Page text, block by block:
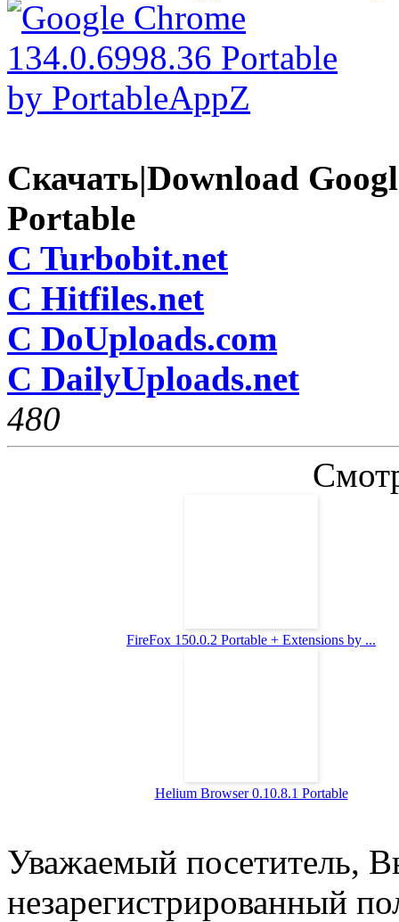
Скачать|Download
Portable
C Turbobit.net
C Hitfiles.net
C DoUploads.com
C DailyUploads.net
480
FireFox 150.0.2 Portable + Extensions by ...
Helium Browser 0.10.8.1 Portable
Уважаемый посетитель,
незарегистрированный